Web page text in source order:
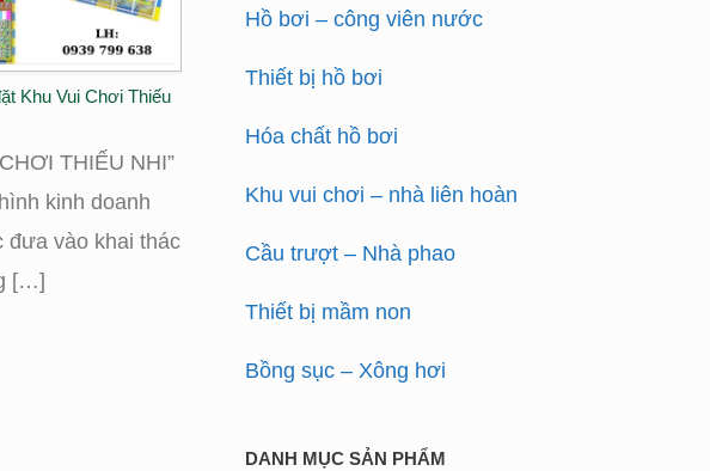
Khu Vui Chơi Thiếu
THIẾU NHI”
kinh doanh
đưa vào khai thác
[…]
Hồ bơi – công viên nước
Thiết bị hồ bơi
Hóa chất hồ bơi
Khu vui chơi – nhà liên hoàn
Cầu trượt – Nhà phao
Thiết bị mầm non
Bồng sục – Xông hơi
DANH MỤC SẢN PHẨM